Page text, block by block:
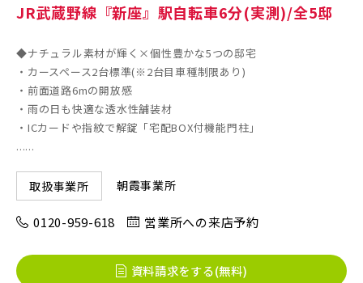
JR高崎線
JR武蔵野線
JR常磐線 [各駅停車]
東京都葛飾区
地図にあるご希望の物件アイコンをクリックすると
物件詳細が表示されます
見学OK
見学不可
キッチン
その他 関連画像
こだわり条件
指定なし
販売開始前の物件
JR武蔵野線『新座』駅自転車6分(実測)/全5邸
◆ナチュラル素材が輝く×個性豊かな5つの邸宅
・カースペース2台標準(※2台目車種制限あり)
・前面道路6mの開放感
・雨の日も快適な透水性舗装材
・ICカードや指紋で解錠「宅配BOX付機能門柱」
......
取扱事業所 朝霞事業所
0120-959-618 営業所への来店予約
資料請求をする(無料)